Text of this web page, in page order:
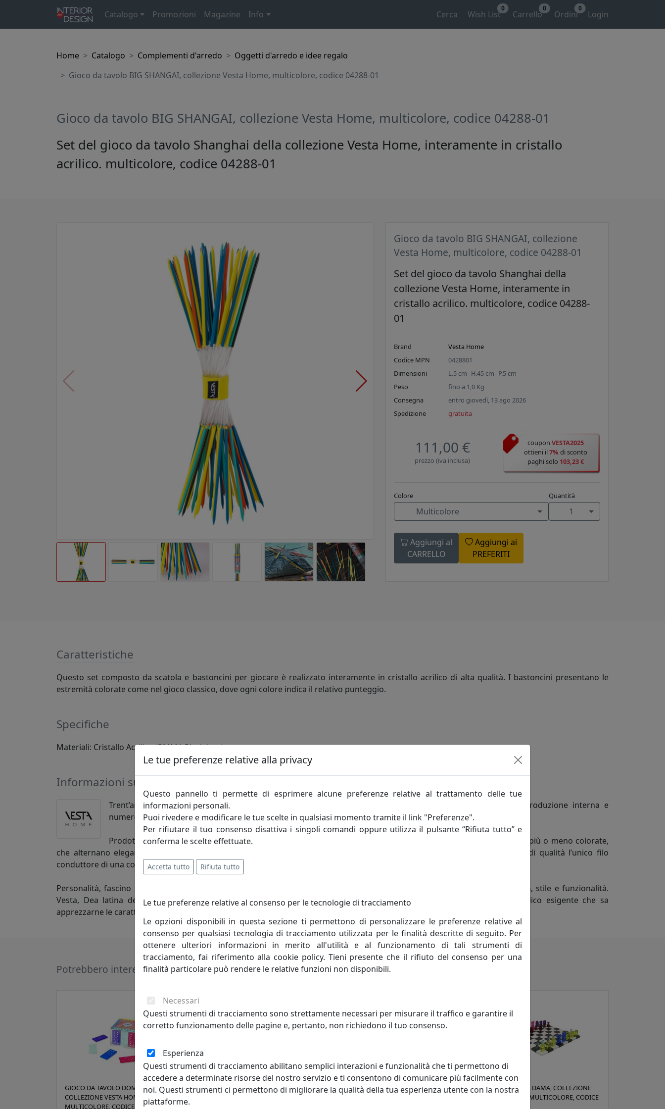
Catalogo Promozioni Magazine Info Cerca Wish List
0
Carrello
0
Ordini
0
Login
Home Catalogo Complementi d'arredo
Oggetti d'arredo e idee regalo
Gioco da tavolo BIG SHANGAI, collezione Vesta Home, multicolore, codice 04288-01
Gioco da tavolo BIG SHANGAI, collezione Vesta Home, multicolore, codice 04288-01
Set del gioco da tavolo Shanghai della collezione Vesta Home, interamente in cristallo
acrilico. multicolore, codice 04288-01
Gioco da tavolo BIG SHANGAI, collezione
Vesta Home, multicolore, codice 04288-01
Set del gioco da tavolo Shanghai della
collezione Vesta Home, interamente in
cristallo acrilico. multicolore, codice 04288-
01
Brand
Vesta Home
Codice MPN
0428801
Dimensioni
L.5 cm H.45 cm P.5 cm
Peso
fino a 1,0 Kg
Consegna
entro giovedì, 13 ago 2026
Spedizione
gratuita
111,00 €
prezzo (iva inclusa)
coupon VESTA2025
ottieni il7% di sconto
paghi solo 103,23 €
Colore
Multicolore
Quantità
1
Aggiungi al
CARRELLO
Aggiungi ai
PREFERITI
Caratteristiche
Questo set composto da scatola e bastoncini per giocare è realizzato interamente in cristallo acrilico di alta qualità. I bastoncini presentano le
estremità colorate come nel gioco classico, dove ogni colore indica il relativo punteggio.
Specifiche
Materiali: Cristallo Acrilico (PMMA Plexiglass)
Informazioni sul brand
Trent’anni di esperienza nella progettazione e lavorazione del cristallo acrilico. Una grande e originale produzione interna e
numerose forniture personalizzate nei minimi dettagli.
Prodotti e collezioni che assecondano i gusti e le tendenze del mercato, che offrono soluzioni smart ed easy, più o meno colorate,
che alternano eleganza a funzionalità, minimalismo a fantasia. Ed è l’uso del cristallo Acrilico unitamente alla garanzia di qualità l’unico filo
conduttore di una così ampia scelta.
Personalità, fascino e Design. Lo spirito creativo tipicamente italiano si traduce in creazioni innovative, ricche di originalità, stile e funzionalità.
Vesta, Dea latina della casa, attraverso il contributo di noti Designer progetta oggetti d’eccellenza rivolti ad un pubblico esigente che sa
apprezzarne le caratteristiche innovative e l’attenta e continua ricerca.
Potrebbero interessarti
GIOCO DA TAVOLO DOMINO,
COLLEZIONE VESTA HOME,
MULTICOLORE, CODICE 04286-01
GIOCO DA TAVOLO TRIS, COLLEZIONE
VESTA HOME, MULTICOLORE, CODICE
SET SCACCHI E DAMA, COLLEZIONE
VESTA HOME, BIANCO E NERO,
SET SCACCHI E DAMA, COLLEZIONE
VESTA HOME, MULTICOLORE, CODICE
Le tue preferenze relative alla privacy
Questo pannello ti permette di esprimere alcune preferenze relative al trattamento delle tue
informazioni personali.
Puoi rivedere e modificare le tue scelte in qualsiasi momento tramite il link "Preferenze".
Per rifiutare il tuo consenso disattiva i singoli comandi oppure utilizza il pulsante “Rifiuta tutto” e
conferma le scelte effettuate.
Accetta tutto Rifiuta tutto
Le tue preferenze relative al consenso per le tecnologie di tracciamento
Le opzioni disponibili in questa sezione ti permettono di personalizzare le preferenze relative al
consenso per qualsiasi tecnologia di tracciamento utilizzata per le finalità descritte di seguito. Per
ottenere ulteriori informazioni in merito all'utilità e al funzionamento di tali strumenti di
tracciamento, fai riferimento alla cookie policy. Tieni presente che il rifiuto del consenso per una
finalità particolare può rendere le relative funzioni non disponibili.
Necessari
Questi strumenti di tracciamento sono strettamente necessari per misurare il traffico e garantire il
corretto funzionamento delle pagine e, pertanto, non richiedono il tuo consenso.
Esperienza
Questi strumenti di tracciamento abilitano semplici interazioni e funzionalità che ti permettono di
accedere a determinate risorse del nostro servizio e ti consentono di comunicare più facilmente con
noi. Questi strumenti ci permettono di migliorare la qualità della tua esperienza utente con la nostra
piattaforme.